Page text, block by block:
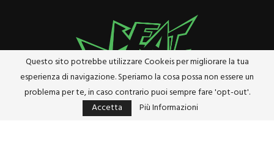
Cookie Policy
Questo sito potrebbe utilizzare Cookeis per migliorare la tua
esperienza di navigazione. Speriamo la cosa possa non essere un
problema per te, in caso contrario puoi sempre fare 'opt-out'.
Accetta
Più Informazioni